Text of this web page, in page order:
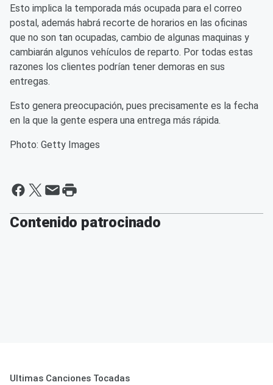
Esto implica la temporada más ocupada para el correo
postal, además habrá recorte de horarios en las oficinas
que no son tan ocupadas, cambio de algunas maquinas y
cambiarán algunos vehículos de reparto. Por todas estas
razones los clientes podrían tener demoras en sus
entregas.
Esto genera preocupación, pues precisamente es la fecha
en la que la gente espera una entrega más rápida.
Photo: Getty Images
Contenido patrocinado
Ultimas Canciones Tocadas